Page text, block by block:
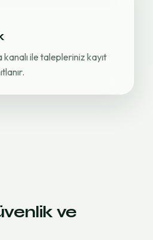
ile talepleriniz kayıt
ve